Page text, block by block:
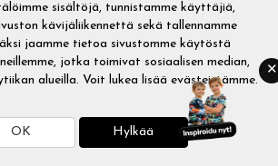
sisältöjä, tunnistamme käyttäjiä,
kävijäliikennettä sekä tallennamme
jaamme tietoa sivustomme käytöstä
jotka toimivat sosiaalisen median,
alueilla. Voit lukea lisää evästeistämme.
OK Hylkää
Kaikki oikeudet pidätetään.
✕